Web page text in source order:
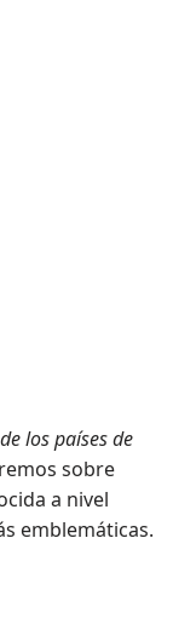
los países de
sobre
a nivel
emblemáticas.